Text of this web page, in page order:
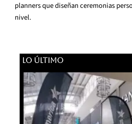
planners que diseñan ceremonias
nivel.
LO ÚLTIMO